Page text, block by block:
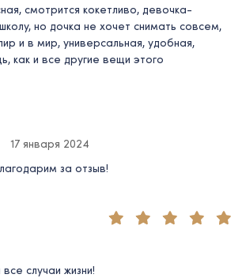
смотрится кокетливо, девочка-
но дочка не хочет снимать совсем,
и в мир, универсальная, удобная,
как и все другие вещи этого
17 января 2024
за отзыв!
случаи жизни!